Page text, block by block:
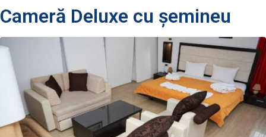
Cameră Deluxe cu șemineu
Ore
de
lucru
10:00
-
20:00​